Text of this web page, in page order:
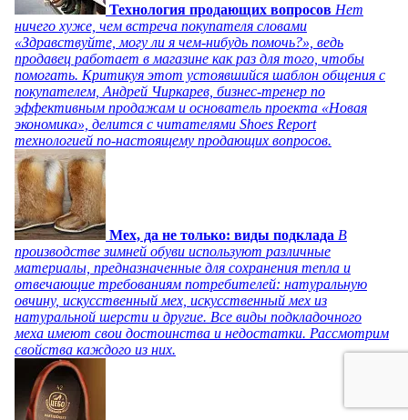
Технология продающих вопросов Нет
ничего хуже, чем встреча покупателя словами
«Здравствуйте, могу ли я чем-нибудь помочь?», ведь
продавец работает в магазине как раз для того, чтобы
помогать. Критикуя этот устоявшийся шаблон общения с
покупателем, Андрей Чиркарев, бизнес-тренер по
эффективным продажам и основатель проекта «Новая
экономика», делится с читателями Shoes Report
технологией по-настоящему продающих вопросов.
Мех, да не только: виды подклада В
производстве зимней обуви используют различные
материалы, предназначенные для сохранения тепла и
отвечающие требованиям потребителей: натуральную
овчину, искусственный мех, искусственный мех из
натуральной шерсти и другие. Все виды подкладочного
меха имеют свои достоинства и недостатки. Рассмотрим
свойства каждого из них.